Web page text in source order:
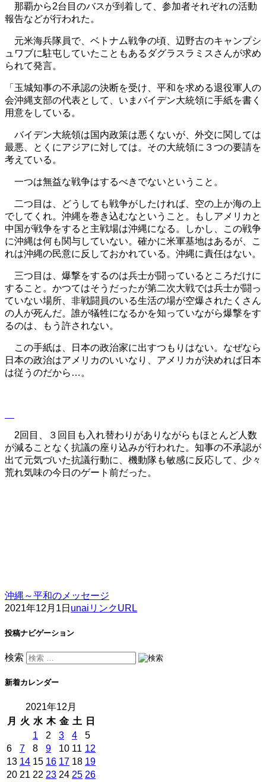
那覇から2台目のバスが到着して、参加者それぞれの活動
報告などが行われた。
元米海兵隊員で、ベトナム戦争の頃、辺野古のキャンプシ
ュワブに駐屯していたこともあるダグラスラミスさんが求め
られて発言。
「玉城知事の不承認の決断を受け、平和を求める退役軍人の
会沖縄支部の代表として、いまバイデン大統領に手紙を書く
用意をしている。
バイデン大統領は国内政策は悪くないが、外交に関しては
最悪、とくにアジアに対しては。その大統領に３つの要請を
考えている。
一つは無益な戦争はするべきでないということ。
二つ目は、どうしても戦争がしたければ、空の上か海の上
でしてくれ。沖縄を巻き込むなということ。もしアメリカと
中国が戦争をすると主戦場は沖縄になる。しかし、この戦争
に沖縄は何も関与していない。確かに米軍基地はあるが、こ
れは沖縄の民意に反しておかれている。沖縄に責任はない。
三つ目は、爆撃をするのは兵士が闘っているところだけに
すること。かつてはそうだったが第二次大戦では兵士が闘っ
ていない場所、非戦闘員のいる生活の場が空爆されたくさん
の人が死んだ。誰が犠牲になるかを知っていながら爆撃をす
るのは、もう許されない。
この手紙は、日本の政治家に出すつもりはない。なぜなら
日本の政治はアメリカのいいなり、アメリカが決めれば日本
は従うのだから…。
2回目、３回目も入れ替わりがありながらもほとんど人数
が減ることなく抗議の座り込みが行われた。知事の不承認が
出て元気づいた抗議行動に、機動隊も敏感に反応して、少々
荒れ気味の今日のゲート前だった。
沖縄～平和のメッセージ
2021年12月1日 unai リンクURL
投稿ナビゲーション
検索
新着カレンダー
2021年12月
月
火 水 木 金 土 日
1
2 3 4
5
6
7 8 9 10 11 12
13 14 15 16 17 18 19
20 21 22 23 24 25 26